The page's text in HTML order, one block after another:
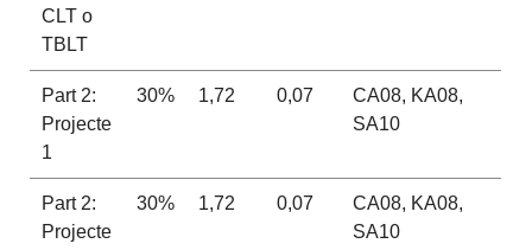
CLT o
TBLT
Part 2:
Projecte
1
30% 1,72 0,07
CA08, KA08,
SA10
Part 2:
Projecte
30% 1,72 0,07
CA08, KA08,
SA10